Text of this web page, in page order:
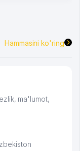
Hammasini ko'ring
ma'lumot,